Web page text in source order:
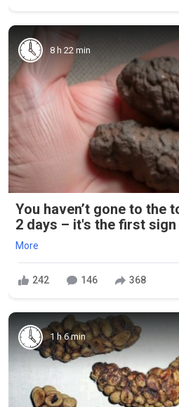
8 h 22 min
You haven’t gone to the
2 days – it's the first sign
More
242 146 368
1 h 6 min